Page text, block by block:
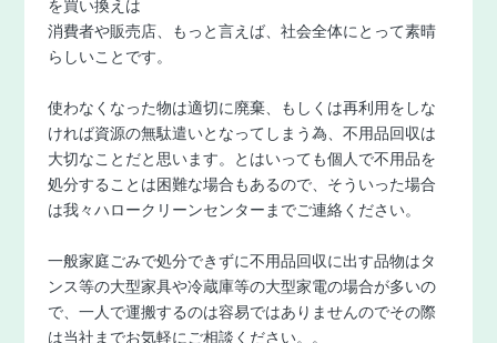
を買い換えは
消費者や販売店、もっと言えば、社会全体にとって素晴
らしいことです。
使わなくなった物は適切に廃棄、もしくは再利用をしな
ければ資源の無駄遣いとなってしまう為、不用品回収は
大切なことだと思います。とはいっても個人で不用品を
処分することは困難な場合もあるので、そういった場合
は我々ハロークリーンセンターまでご連絡ください。
一般家庭ごみで処分できずに不用品回収に出す品物はタ
ンス等の大型家具や冷蔵庫等の大型家電の場合が多いの
で、一人で運搬するのは容易ではありませんのでその際
は当社までお気軽にご相談ください。。